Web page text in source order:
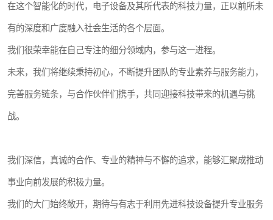
在这个智能化的时代，电子设备及其所代表的科技力量，正以前所未
有的深度和广度融入社会生活的各个层面。
我们很荣幸能在自己专注的细分领域内，参与这一进程。
未来，我们将继续秉持初心，不断提升团队的专业素养与服务能力，
完善服务链条，与合作伙伴们携手，共同迎接科技带来的机遇与挑
战。
我们深信，真诚的合作、专业的精神与不懈的追求，能够汇聚成推动
事业向前发展的积极力量。
我们的大门始终敞开，期待与有志于利用先进科技设备提升专业服务